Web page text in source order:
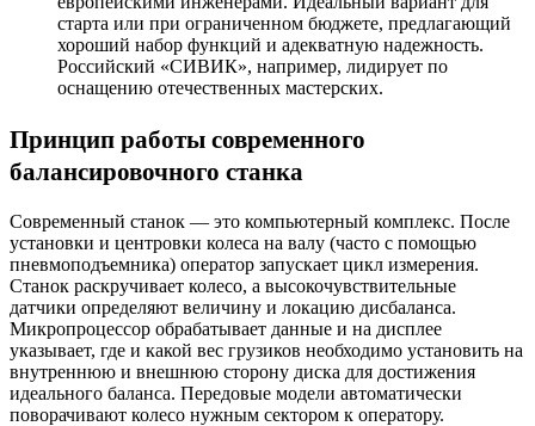
старта или при ограниченном бюджете, предлагающий
хороший набор функций и адекватную надежность.
Российский «СИВИК», например, лидирует по
оснащению отечественных мастерских.
Принцип работы современного
балансировочного станка
Современный станок — это компьютерный комплекс. После
установки и центровки колеса на валу (часто с помощью
пневмоподъемника) оператор запускает цикл измерения.
Станок раскручивает колесо, а высокочувствительные
датчики определяют величину и локацию дисбаланса.
Микропроцессор обрабатывает данные и на дисплее
указывает, где и какой вес грузиков необходимо установить на
внутреннюю и внешнюю сторону диска для достижения
идеального баланса. Передовые модели автоматически
поворачивают колесо нужным сектором к оператору.